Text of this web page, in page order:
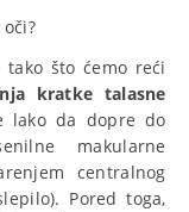
što ćemo reći
kratke talasne
lako da dopre do
makularne
centralnog
Pored toga,